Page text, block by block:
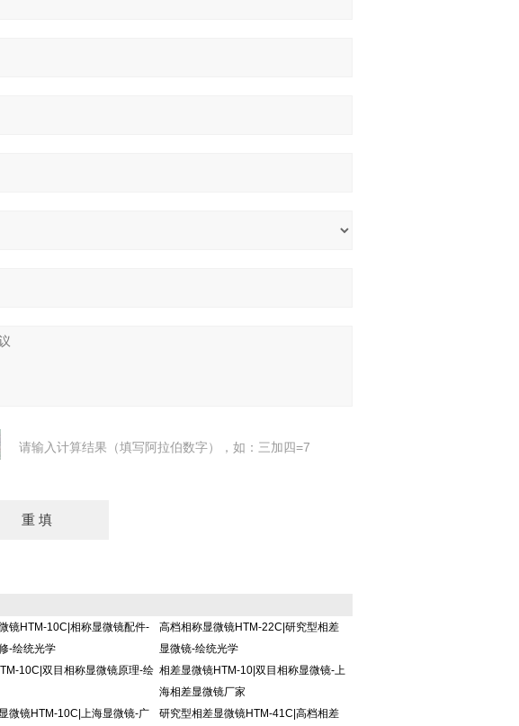
请输入计算结果（填写阿拉伯数字），如：三加四=7
镜HTM-10C|相称显微镜配件-
-绘统光学
高档相称显微镜HTM-22C|研究型相差
显微镜-绘统光学
10C|双目相称显微镜原理-绘 相差显微镜HTM-10|双目相称显微镜-上
海相差显微镜厂家
微镜HTM-10C|上海显微镜-广 研究型相差显微镜HTM-41C|高档相差